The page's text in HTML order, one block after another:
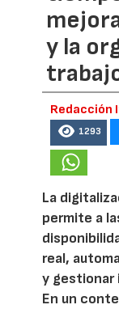
y la
Redacción
1293
La
permite a
real,
y gestionar
En un